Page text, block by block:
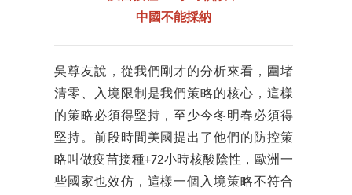
中國不能採納
吳尊友說，從我們剛才的分析來看，圍堵
清零、入境限制是我們策略的核心，這樣
的策略必須得堅持，至少今冬明春必須得
堅持。前段時間美國提出了他們的防控策
略叫做疫苗接種+72小時核酸陰性，歐洲一
些國家也效仿，這樣一個入境策略不符合